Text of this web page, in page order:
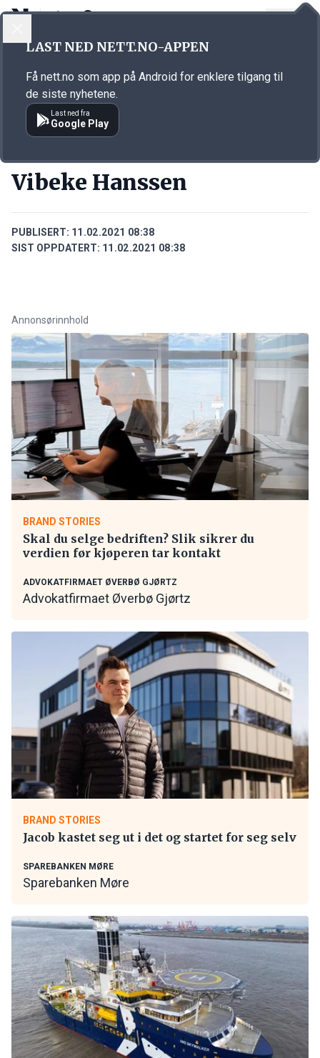
Annonsørinnhold
Vibeke Hanssen
PUBLISERT: 11.02.2021 08:38
SIST OPPDATERT: 11.02.2021 08:38
Annonsørinnhold
BRAND STORIES
Skal du selge bedriften? Slik sikrer du
verdien før kjøperen tar kontakt
ADVOKATFIRMAET ØVERBØ GJØRTZ
Advokatfirmaet Øverbø Gjørtz
BRAND STORIES
Jacob kastet seg ut i det og startet for seg selv
SPAREBANKEN MØRE
Sparebanken Møre
LAST NED NETT.NO-APPEN
Få nett.no som app på Android for enklere tilgang til
de siste nyhetene.
Last ned fra
Google Play